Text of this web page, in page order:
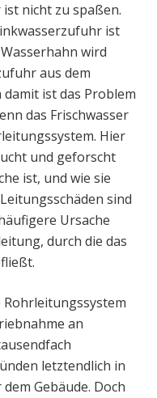
nicht zu spaßen.
ist
wird
aus dem
ist das Problem
das Frischwasser
Hier
und geforscht
ist, und wie sie
sind
Ursache
durch die das
an
letztendlich in
Gebäude. Doch